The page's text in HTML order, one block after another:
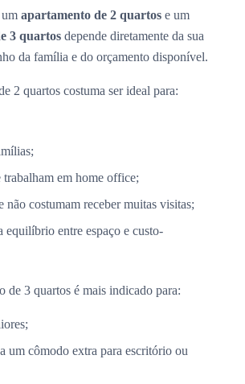
apartamento de 2 quartos e um
3 quartos depende diretamente da sua
da família e do orçamento disponível.
2 quartos costuma ser ideal para:
trabalham em home office;
não costumam receber muitas visitas;
equilíbrio entre espaço e custo-
de 3 quartos é mais indicado para:
um cômodo extra para escritório ou